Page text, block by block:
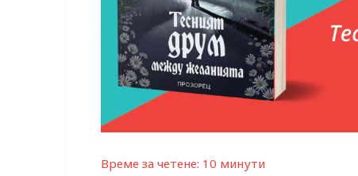
Време за четене: 10 минути